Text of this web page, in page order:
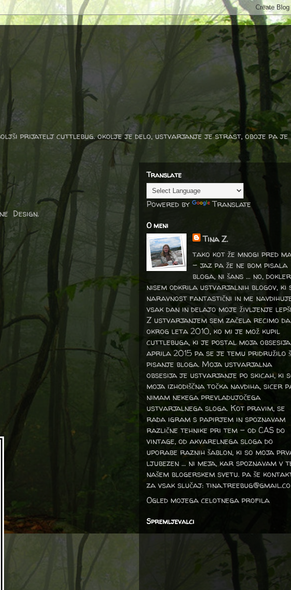
prijatelj cuttlebug. okolje je delo, ustvarjanje je strast, oboje pa je
Design.
Translate
Powered by Translate
O meni
Tina Z.
tako kot že mnogi pred
- jaz pa že ne bom pisala
bloga, ni šans ... no, dokler
nisem odkrila ustvarjalnih blogov, ki
naravnost fantastični in me
vsak dan in delajo moje življenje
Z ustvarjanjem sem začela recimo da
okrog leta 2010, ko mi je mož kupil
cuttlebuga, ki je postal moja
aprila 2015 pa se je temu pridružilo
pisanje bloga. Moja ustvarjalna
obsesija je ustvarjanje po skicah, ki
moja izhodiščna točka navdiha, sicer
nimam nekega prevladujočega
ustvarjalnega sloga. Kot pravim, se
rada igram s papirjem in spoznavam
različne tehnike pri tem – od CAS do
vintage, od akvarelnega sloga do
uporabe raznih šablon, ki so moja
ljubezen … ni meja, kar spoznavam v
našem blogerskem svetu. pa še
za vsak slučaj:
Ogled mojega celotnega profila
Spremljevalci